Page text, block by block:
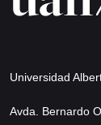
Universidad
Avda. Bernardo